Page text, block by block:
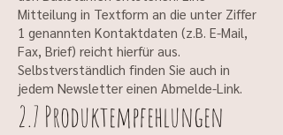
Mitteilung in Textform an die unter Ziffer
1 genannten Kontaktdaten (z.B. E-Mail,
Fax, Brief) reicht hierfür aus.
Selbstverständlich finden Sie auch in
jedem Newsletter einen Abmelde-Link.
2.7 Produktempfehlungen